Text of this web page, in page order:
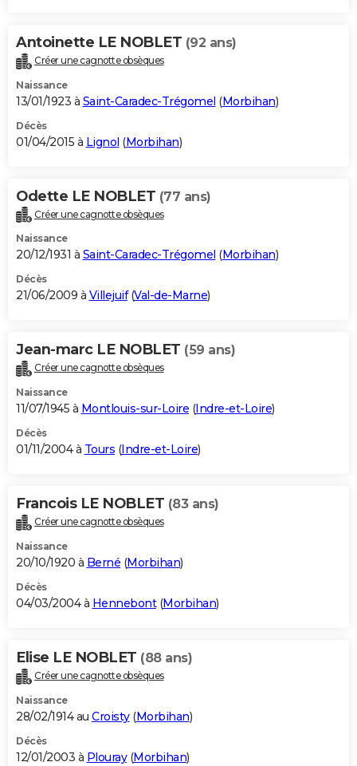
Antoinette LE NOBLET (92 ans)
Créer une cagnotte obsèques
Naissance
13/01/1923 à Saint-Caradec-Trégomel (Morbihan)
Décès
01/04/2015 à Lignol (Morbihan)
Odette LE NOBLET (77 ans)
Créer une cagnotte obsèques
Naissance
20/12/1931 à Saint-Caradec-Trégomel (Morbihan)
Décès
21/06/2009 à Villejuif(Val-de-Marne)
Jean-marc LE NOBLET (59 ans)
Créer une cagnotte obsèques
Naissance
11/07/1945 à Montlouis-sur-Loire (Indre-et-Loire)
Décès
01/11/2004 à Tours (Indre-et-Loire)
Francois LE NOBLET (83 ans)
Créer une cagnotte obsèques
Naissance
20/10/1920 à Berné (Morbihan)
Décès
04/03/2004 à Hennebont(Morbihan)
Elise LE NOBLET (88 ans)
Créer une cagnotte obsèques
Naissance
28/02/1914 au Croisty(Morbihan)
Décès
12/01/2003 à Plouray(Morbihan)